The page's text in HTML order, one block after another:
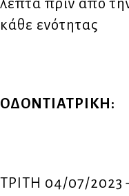
λεπτά πριν από
κάθε ενότητας
ΟΔΟΝΤΙΑΤΡΙΚΗ :
ΤΡΙΤΗ 04/07/